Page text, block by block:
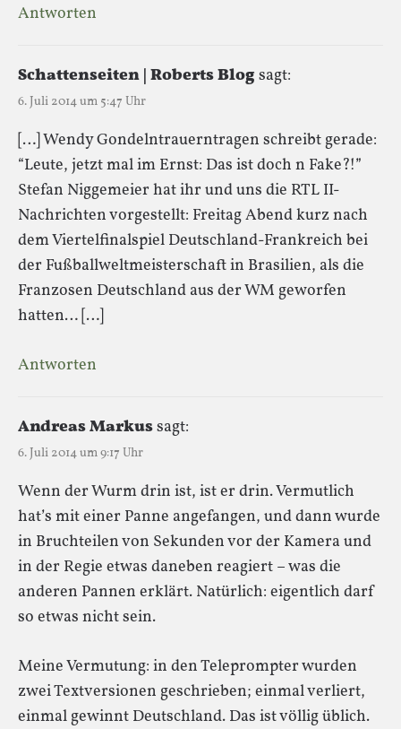
Antworten
Schattenseiten | Roberts Blogsagt:
6. Juli 2014 um 5:47 Uhr
[…] Wendy Gondelntrauerntragen schreibt gerade:
“Leute, jetzt mal im Ernst: Das ist doch n Fake?!”
Stefan Niggemeier hat ihr und uns die RTL II-
Nachrichten vorgestellt: Freitag Abend kurz nach
dem Viertelfinalspiel Deutschland-Frankreich bei
der Fußballweltmeisterschaft in Brasilien, als die
Franzosen Deutschland aus der WM geworfen
hatten… […]
Antworten
Andreas Markussagt:
6. Juli 2014 um 9:17 Uhr
Wenn der Wurm drin ist, ist er drin. Vermutlich
hat’s mit einer Panne angefangen, und dann wurde
in Bruchteilen von Sekunden vor der Kamera und
in der Regie etwas daneben reagiert – was die
anderen Pannen erklärt. Natürlich: eigentlich darf
so etwas nicht sein.
Meine Vermutung: in den Teleprompter wurden
zwei Textversionen geschrieben; einmal verliert,
einmal gewinnt Deutschland. Das ist völlig üblich.